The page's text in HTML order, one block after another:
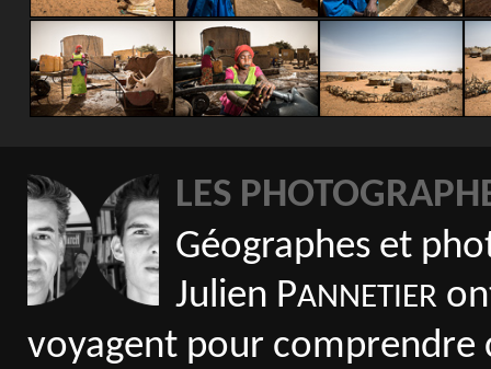
LES
Géographes et
Julien PANNETIER
voyagent pour comprendre